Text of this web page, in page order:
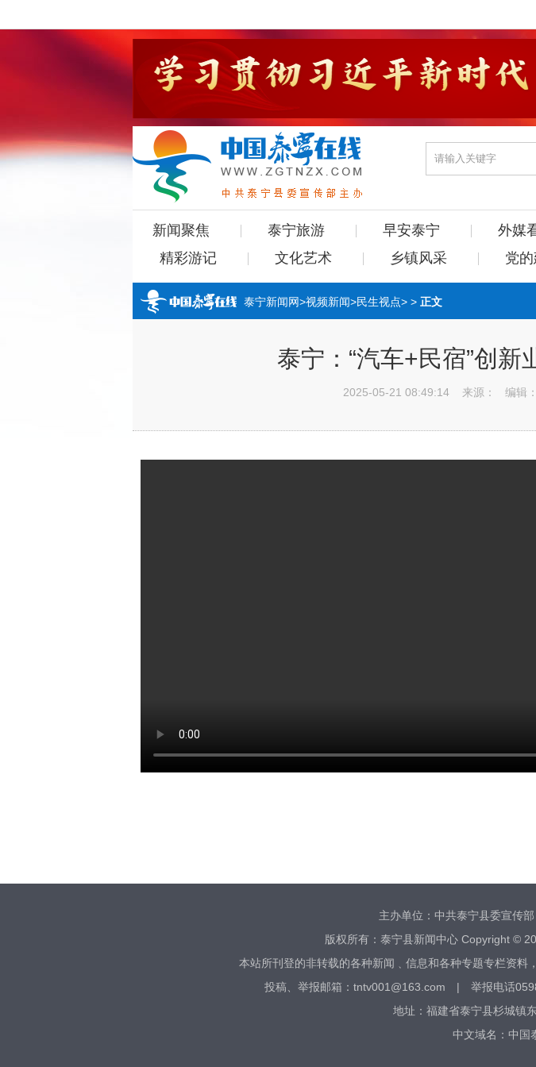
新闻聚焦 泰宁旅游 早安泰宁 外媒
精彩游记
文化艺术 乡镇风采 党
泰宁新闻网>视频新闻>民生视点> > 正文
泰宁：“汽车+民宿”创
2025-05-21 08:49:14 来源： 编辑
主办单位：中共泰宁县委宣传
版权所有：泰宁县新闻中心 Copyright ©
本站所刊登的非转载的各种新闻﹑信息和各种专题专栏资料
投稿、​举报邮箱：tntv001@163.com | 举报电话
地址：福建省泰宁县杉城
中文域名：中